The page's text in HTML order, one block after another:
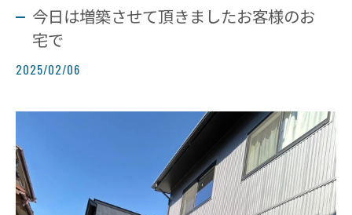
今日は増築させて頂きましたお客様のお
宅で
2025/02/06